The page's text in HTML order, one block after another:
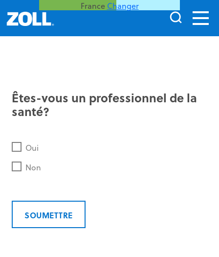
France Changer
Êtes-vous un professionnel de la
santé?
Oui
Non
SOUMETTRE